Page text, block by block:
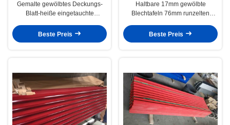
Gemalte gewölbtes Deckungs-
Blatt-heiße eingetauchte
DX51D 900MM vor
Beste Preis
Haltbare 17mm gewölbte
Blechtafeln 76mm runzelten
Beste Preis